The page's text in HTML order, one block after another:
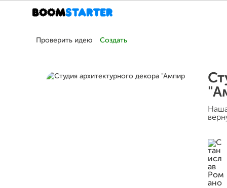
Проверить идею Создать